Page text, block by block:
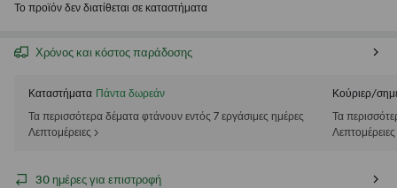
Το προϊόν δεν διατίθεται σε καταστήματα
Χρόνος και κόστος παράδοσης
Καταστήματα Πάντα δωρεάν
Τα περισσότερα δέματα φτάνουν εντός 7 εργάσιμες ημέρες
Λεπτομέρειες >
Κούριερ/
Τα
Λεπτομέρειες
30 ημέρες για επιστροφή